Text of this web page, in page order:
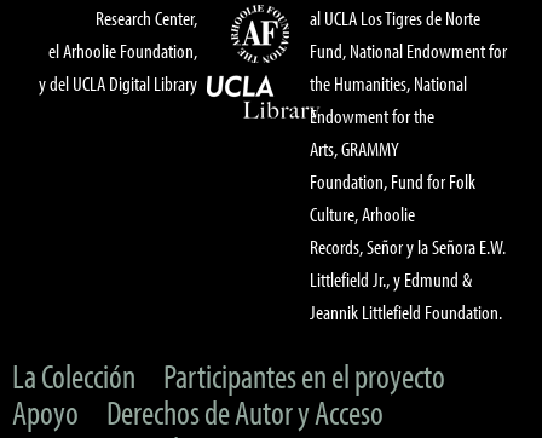
Research Center,
el Arhoolie Foundation,
y del UCLA Digital Library
al UCLA Los Tigres de Norte
Fund, National Endowment for
the Humanities, National
Endowment for the
Arts, GRAMMY
Foundation, Fund for Folk
Culture, Arhoolie
Records, Señor y la Señora E.W.
Littlefield Jr., y Edmund &
Jeannik Littlefield Foundation.
La Colección
Participantes en el proyecto
Apoyo
Derechos de Autor y Acceso